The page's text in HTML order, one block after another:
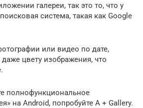
галереи, так это то, что у
система, такая как Google
или видео по дате,
цвету изображения, что
полнофункциональное
на Android, попробуйте A + Gallery.